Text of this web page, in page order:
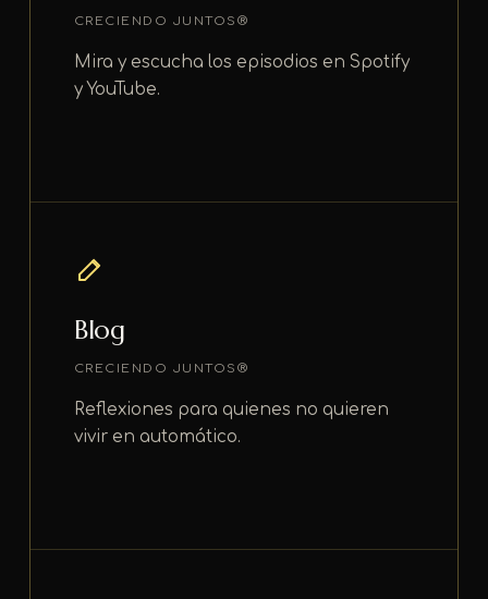
CRECIENDO JUNTOS®
Mira y escucha los episodios en Spotify
y YouTube.
Blog
CRECIENDO JUNTOS®
Reflexiones para quienes no quieren
vivir en automático.